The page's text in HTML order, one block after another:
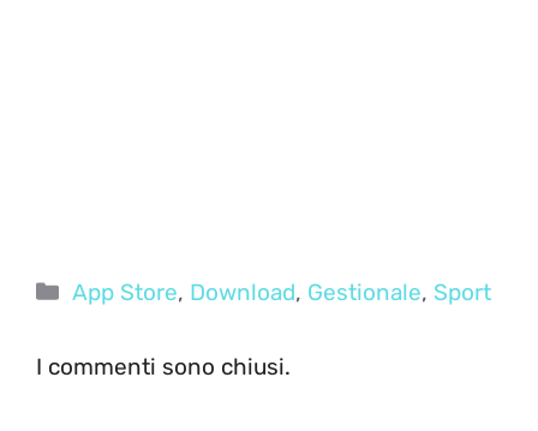
Categorie
App Store, Download, Gestionale, Sport
I commenti sono chiusi.